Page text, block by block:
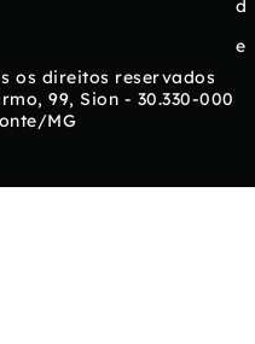
d
e
os direitos reservados
99, Sion - 30.330-000
MG